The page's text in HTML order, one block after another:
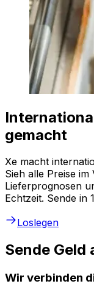
gemacht
Xe macht
Sieh alle Preise
Lieferprognosen
Echtzeit. Sende in
Loslegen
Sende Geld
Wir verbinden